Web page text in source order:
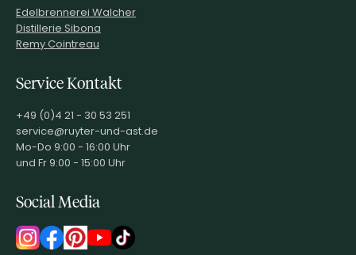
Edelbrennerei Walcher
Distillerie Sibona
Remy Cointreau
Service Kontakt
+49 (0)4 21 - 30 53 251
service@ruyter-und-ast.de
Mo-Do 9:00 - 16:00 Uhr
und Fr 9:00 - 15:00 Uhr
Social Media